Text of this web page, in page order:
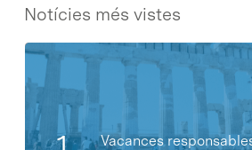
Notícies més vistes
Vacances